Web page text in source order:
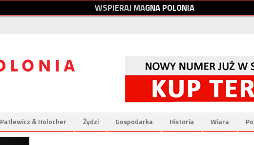
WSPIERAJMAGNAPOLONIA
Patlewicz & Holocher Żydzi Gospodarka Historia Wiara